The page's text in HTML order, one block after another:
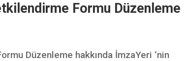
Formu Düzenleme
Düzenleme hakkında İmzaYeri ‘nin